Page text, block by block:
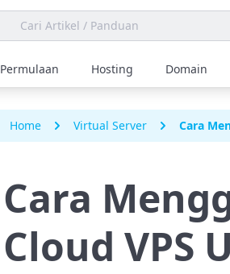
Permulaan Hosting Domain
Home Virtual Server Cara
Cara
Cloud VPS